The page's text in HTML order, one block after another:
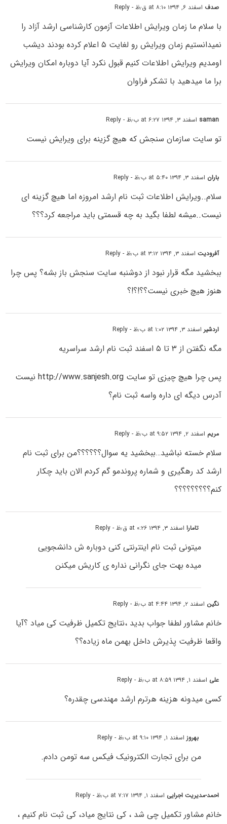
صدف اسفند ۶, ۱۳۹۴ at ۸:۱۰ ق٫ظ - Reply
با سلام ما زمان ویرایش اطلاعات آزمون کارشناسی ارشد آزاد را
نمیدانستیم زمان ویرایش رو لغایت ۵ اعلام کرده بودند دیشب
اومدیم ویرایش اطلاعات کنیم قبول نکرد آیا دوباره امکان ویرایش
برا ما میدهید با تشکر فراوان
saman اسفند ۳, ۱۳۹۴ at ۶:۲۷ ب٫ظ - Reply
تو سایت سازمان سنجش که هیچ گزینه برای ویرایش نیست
باران اسفند ۳, ۱۳۹۴ at ۵:۴۰ ب٫ظ - Reply
سلام..ویرایش اطلاعات ثبت نام ارشد امروزه اما هیچ گزینه ای
نیست..میشه لطفا بگید به چه قسمتی باید مراجعه کرد؟؟؟
آفرودیتاسفند ۳, ۱۳۹۴ at ۳:۱۲ ب٫ظ - Reply
ببخشید مگه قرار نبود از دوشنبه سایت سنجش باز بشه؟ پس چرا
هنوز هیچ خبری نیست؟؟!؟!؟
اردشیراسفند ۳, ۱۳۹۴ at ۱:۰۲ ب٫ظ - Reply
مگه نگفتن از ۳ تا ۵ اسفند ثبت نام ارشد سراسریه
پس چرا هیچ چیزی تو سایت http://www.sanjesh.orgنیست
آدرس دیگه ای داره واسه ثبت نام؟
مریم اسفند ۲, ۱۳۹۴ at ۹:۵۲ ب٫ظ - Reply
سلام خسته نباشید…ببخشید یه سوال؟؟؟؟؟؟من برای ثبت نام
ارشد کد رهگیری و شماره پروندمو گم کردم الان باید چکار
کنم؟؟؟؟؟؟؟؟؟
تامارااسفند ۳, ۱۳۹۴ at ۰:۲۶ ق٫ظ - Reply
میتونی ثبت نام اینترنتی کنی دوباره ش دانشجویی
میده بهت جای نگرانی نداره ی کاریش میکنن
نگین اسفند ۲, ۱۳۹۴ at ۴:۴۴ ب٫ظ - Reply
خانم مشاور لطفا جواب بدید ،نتایج تکمیل ظرفیت کی میاد ؟آیا
واقعا ظرفیت پذیرش داخل بهمن ماه زیاده؟؟
علی اسفند ۱, ۱۳۹۴ at ۸:۵۹ ب٫ظ - Reply
کسی میدونه هزینه هرترم ارشد مهندسی چقدره؟
بهروزاسفند ۱, ۱۳۹۴ at ۹:۱۰ ب٫ظ - Reply
من برای تجارت الکترونیک فیکس سه تومن دادم.
احمد-مدیریت اجرایی اسفند ۱, ۱۳۹۴ at ۷:۱۷ ب٫ظ - Reply
خانم مشاور تکمیل چی شد ، کی نتایج میاد، کی ثبت نام کنیم ،